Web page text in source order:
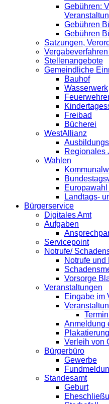
Gebühren:
Gebühren
Gebühren
Satzungen,
Stellenangebote
Gemeindliche
Bauhof
Wasserwerk
Freibad
Bücherei
WestAllianz
Regionales
Wahlen
Landtags-
Bürgerservice
Digitales Amt
Aufgaben
Servicepoint
Notrufe/
Notrufe
Vorsorge
Veranstaltungen
Eingabe im
Anmeldung
Plakatierung
Verleih von
Bürgerbüro
Gewerbe
Standesamt
Geburt